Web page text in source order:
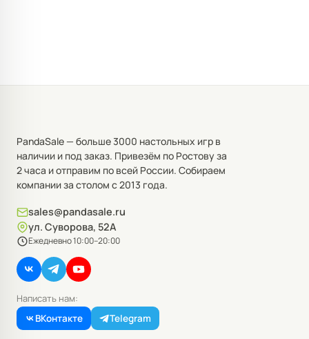
PandaSale — больше 3000 настольных игр в
наличии и под заказ. Привезём по Ростову за
2 часа и отправим по всей России. Собираем
компании за столом с 2013 года.
sales@pandasale.ru
ул. Суворова, 52А
Ежедневно 10:00–20:00
Написать нам:
ВКонтакте
Telegram